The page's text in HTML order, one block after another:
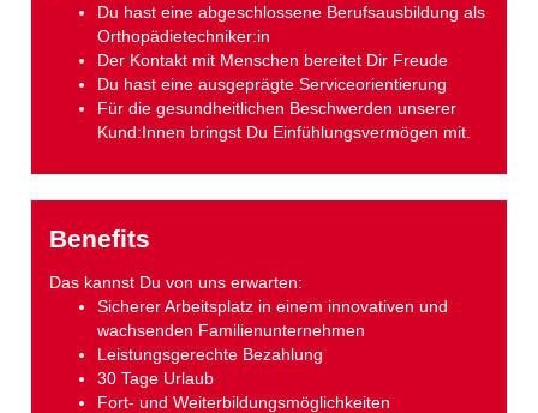
Du hast eine abgeschlossene Berufsausbildung als
Orthopädietechniker:in
Der Kontakt mit Menschen bereitet Dir Freude
Du hast eine ausgeprägte Serviceorientierung
Für die gesundheitlichen Beschwerden unserer
Kund:Innen bringst Du Einfühlungsvermögen mit.
Benefits
Das kannst Du von uns erwarten:
Sicherer Arbeitsplatz in einem innovativen und
wachsenden Familienunternehmen
Leistungsgerechte Bezahlung
30 Tage Urlaub
Fort- und Weiterbildungsmöglichkeiten